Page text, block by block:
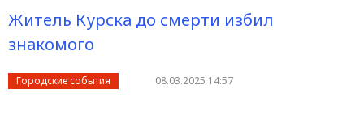
Житель Курска до смерти избил
знакомого
Городские события 08.03.2025 14:57